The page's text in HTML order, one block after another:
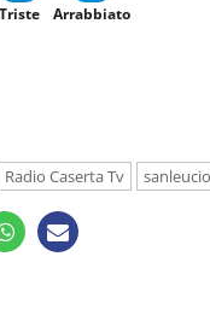
Triste
Arrabbiato
Radio Caserta Tv sanleucio